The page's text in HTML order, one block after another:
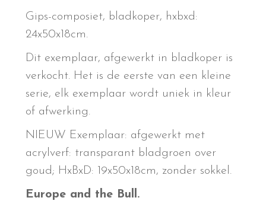
Gips-composiet, bladkoper, hxbxd:
24x50x18cm.
Dit exemplaar, afgewerkt in bladkoper is
verkocht. Het is de eerste van een kleine
serie, elk exemplaar wordt uniek in kleur
of afwerking.
NIEUW Exemplaar: afgewerkt met
acrylverf: transparant bladgroen over
goud; HxBxD: 19x50x18cm, zonder sokkel.
Europe and the Bull.